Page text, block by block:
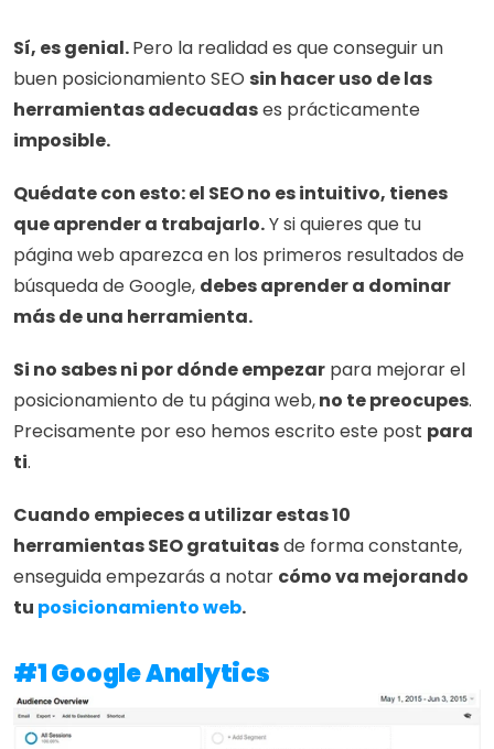
Sí, es genial. Pero la realidad es que conseguir un
buen posicionamiento SEO sin hacer uso de las
herramientas adecuadas
imposible.
Quédate con esto: el SEO no es intuitivo, tienes
que aprender a trabajarlo. Y si quieres que tu
página web aparezca en los primeros resultados de
búsqueda de Google, debes aprender a dominar
más de una herramienta.
Si no sabes ni por dónde empezar para mejorar el
posicionamiento de tu página web, no te preocupes.
Precisamente por eso hemos escrito este post para
ti.
Cuando empieces a utilizar estas 10
herramientas SEO gratuitas de forma constante,
enseguida empezarás a notar cómo va mejorando
tu posicionamiento web.
#1 Google Analytics